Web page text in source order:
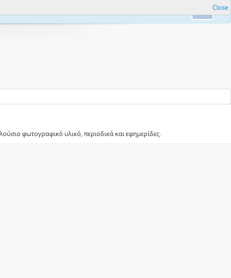
Close
φωτογραφικό υλικό, περιοδικά και εφημερίδες.